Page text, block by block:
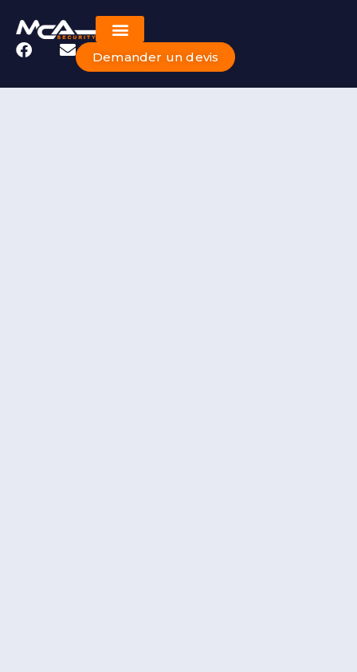
Demander un devis